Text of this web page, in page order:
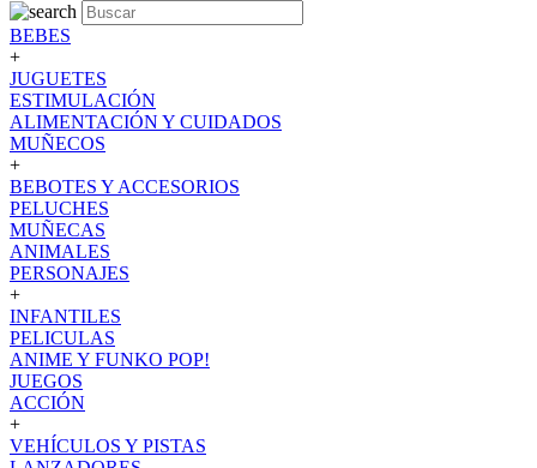
BEBES
+
JUGUETES
ESTIMULACIÓN
ALIMENTACIÓN Y CUIDADOS
MUÑECOS
+
BEBOTES Y ACCESORIOS
PELUCHES
MUÑECAS
ANIMALES
PERSONAJES
+
INFANTILES
PELICULAS
ANIME Y FUNKO POP!
JUEGOS
ACCIÓN
+
VEHÍCULOS Y PISTAS